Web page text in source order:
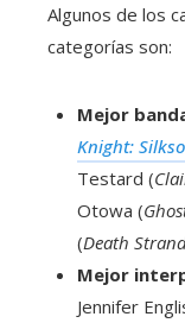
Algunos de los
categorías son:
Mejor
Knight:
Testard (
Otowa (
(Death
Mejor
Jennifer